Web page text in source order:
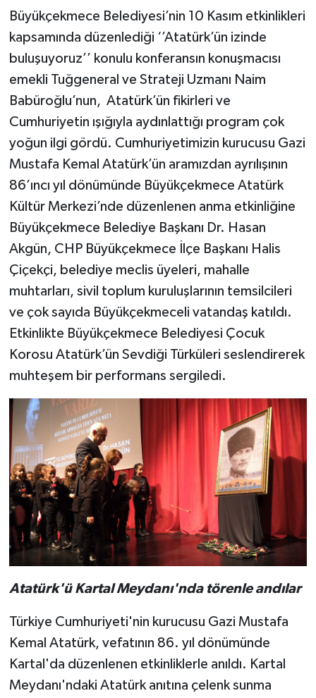
Büyükçekmece Belediyesi’nin 10 Kasım etkinlikleri
kapsamında düzenlediği ‘’Atatürk’ün izinde
buluşuyoruz’’ konulu konferansın konuşmacısı
emekli Tuğgeneral ve Strateji Uzmanı Naim
Babüroğlu’nun, Atatürk’ün fikirleri ve
Cumhuriyetin ışığıyla aydınlattığı program çok
yoğun ilgi gördü. Cumhuriyetimizin kurucusu Gazi
Mustafa Kemal Atatürk’ün aramızdan ayrılışının
86’ıncı yıl dönümünde Büyükçekmece Atatürk
Kültür Merkezi’nde düzenlenen anma etkinliğine
Büyükçekmece Belediye Başkanı Dr. Hasan
Akgün, CHP Büyükçekmece İlçe Başkanı Halis
Çiçekçi, belediye meclis üyeleri, mahalle
muhtarları, sivil toplum kuruluşlarının temsilcileri
ve çok sayıda Büyükçekmeceli vatandaş katıldı.
Etkinlikte Büyükçekmece Belediyesi Çocuk
Korosu Atatürk’ün Sevdiği Türküleri seslendirerek
muhteşem bir performans sergiledi.
Atatürk'ü Kartal Meydanı'nda törenle andılar
Türkiye Cumhuriyeti'nin kurucusu Gazi Mustafa
Kemal Atatürk, vefatının 86. yıl dönümünde
Kartal'da düzenlenen etkinliklerle anıldı. Kartal
Meydanı'ndaki Atatürk anıtına çelenk sunma